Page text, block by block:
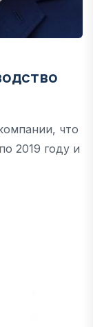
что
2019 году и